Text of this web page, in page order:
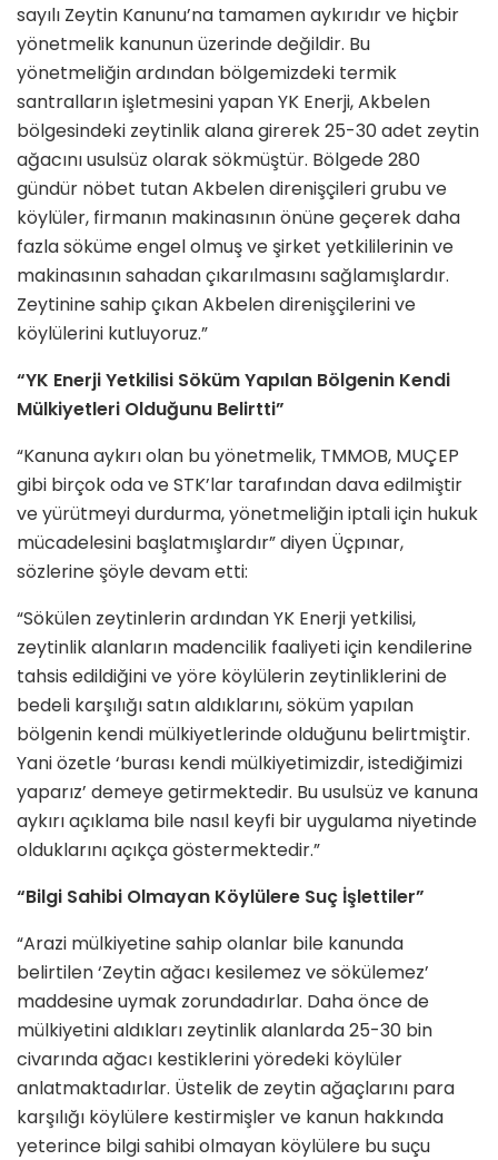
sayılı Zeytin Kanunu’na tamamen aykırıdır ve hiçbir
yönetmelik kanunun üzerinde değildir. Bu
yönetmeliğin ardından bölgemizdeki termik
santralların işletmesini yapan YK Enerji, Akbelen
bölgesindeki zeytinlik alana girerek 25-30 adet zeytin
ağacını usulsüz olarak sökmüştür. Bölgede 280
gündür nöbet tutan Akbelen direnişçileri grubu ve
köylüler, firmanın makinasının önüne geçerek daha
fazla söküme engel olmuş ve şirket yetkililerinin ve
makinasının sahadan çıkarılmasını sağlamışlardır.
Zeytinine sahip çıkan Akbelen direnişçilerini ve
köylülerini kutluyoruz.”
“YK Enerji Yetkilisi Söküm Yapılan Bölgenin Kendi
Mülkiyetleri Olduğunu Belirtti”
“Kanuna aykırı olan bu yönetmelik, TMMOB, MUÇEP
gibi birçok oda ve STK’lar tarafından dava edilmiştir
ve yürütmeyi durdurma, yönetmeliğin iptali için hukuk
mücadelesini başlatmışlardır” diyen Üçpınar,
sözlerine şöyle devam etti:
“Sökülen zeytinlerin ardından YK Enerji yetkilisi,
zeytinlik alanların madencilik faaliyeti için kendilerine
tahsis edildiğini ve yöre köylülerin zeytinliklerini de
bedeli karşılığı satın aldıklarını, söküm yapılan
bölgenin kendi mülkiyetlerinde olduğunu belirtmiştir.
Yani özetle ‘burası kendi mülkiyetimizdir, istediğimizi
yaparız’ demeye getirmektedir. Bu usulsüz ve kanuna
aykırı açıklama bile nasıl keyfi bir uygulama niyetinde
olduklarını açıkça göstermektedir.”
“Bilgi Sahibi Olmayan Köylülere Suç İşlettiler”
“Arazi mülkiyetine sahip olanlar bile kanunda
belirtilen ‘Zeytin ağacı kesilemez ve sökülemez’
maddesine uymak zorundadırlar. Daha önce de
mülkiyetini aldıkları zeytinlik alanlarda 25-30 bin
civarında ağacı kestiklerini yöredeki köylüler
anlatmaktadırlar. Üstelik de zeytin ağaçlarını para
karşılığı köylülere kestirmişler ve kanun hakkında
yeterince bilgi sahibi olmayan köylülere bu suçu